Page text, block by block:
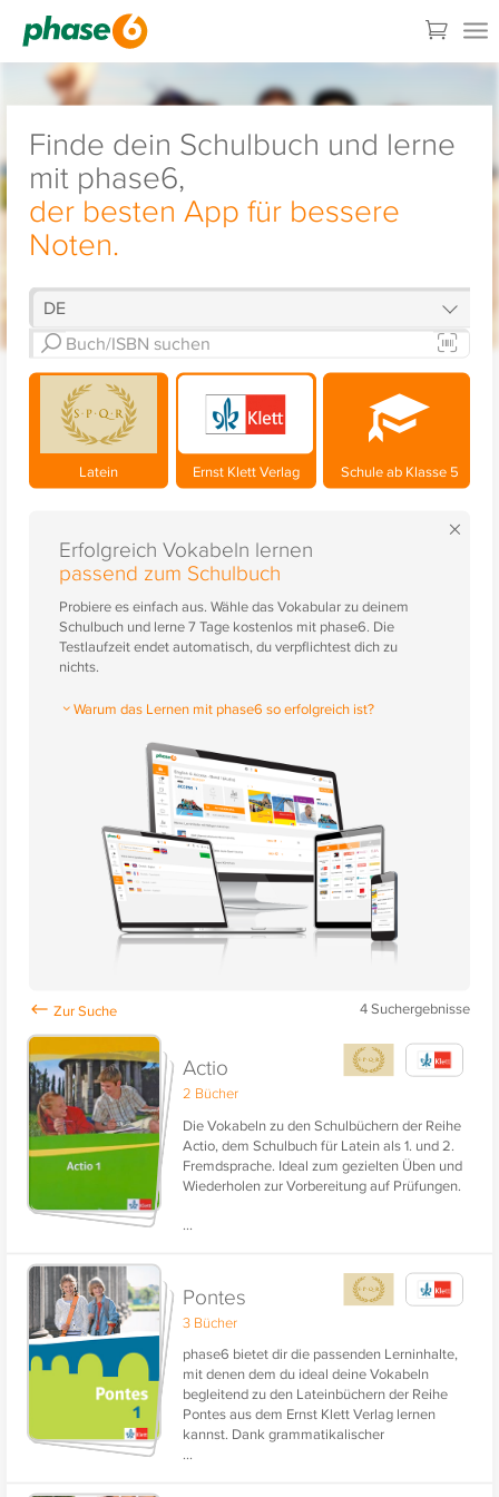
Finde dein Schulbuch und lerne
mit phase6,
der besten App für bessere
Noten.
Latein Ernst Klett Verlag Schule ab Klasse 5
×
Erfolgreich Vokabeln lernen
passend zum Schulbuch
Probiere es einfach aus. Wähle das Vokabular zu deinem
Schulbuch und lerne 7 Tage kostenlos mit phase6. Die
Testlaufzeit endet automatisch, du verpflichtest dich zu
nichts.
Warum das Lernen mit phase6 so erfolgreich ist?
4Suchergebnisse
Actio
2 Bücher
Die Vokabeln zu den Schulbüchern der Reihe
Actio, dem Schulbuch für Latein als 1. und 2.
Fremdsprache. Ideal zum gezielten Üben und
Wiederholen zur Vorbereitung auf Prüfungen.
Mit Stammformen!
...
Pontes
3 Bücher
phase6 bietet dir die passenden Lerninhalte,
mit denen dem du ideal deine Vokabeln
begleitend zu den Lateinbüchern der Reihe
Pontes aus dem Ernst Klett Verlag lernen
kannst. Dank grammatikalischer
Zusatzangaben und einer Vertonung der
...